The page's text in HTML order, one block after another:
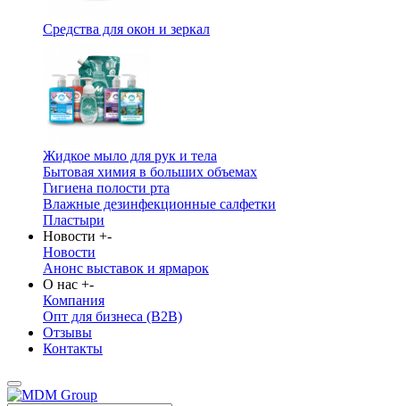
Средства для окон и зеркал
Жидкое мыло для рук и тела
Бытовая химия в больших объемах
Гигиена полости рта
Влажные дезинфекционные салфетки
Пластыри
Новости +-
Новости
Анонс выставок и ярмарок
О нас +-
Компания
Опт для бизнеса (B2B)
Отзывы
Контакты